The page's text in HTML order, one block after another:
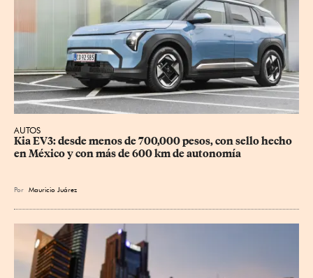
AUTOS
Kia EV3: desde menos de 700,000 pesos, con sello hecho
en México y con más de 600 km de autonomía
Por Mauricio Juárez